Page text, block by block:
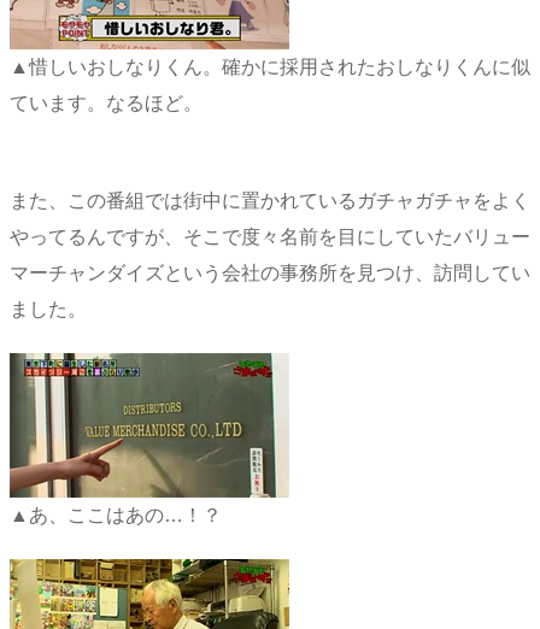
▲惜しいおしなりくん。確かに採用されたおしなりくんに似
ています。なるほど。
また、この番組では街中に置かれているガチャガチャをよく
やってるんですが、そこで度々名前を目にしていたバリュー
マーチャンダイズという会社の事務所を見つけ、訪問してい
ました。
▲あ、ここはあの…！？